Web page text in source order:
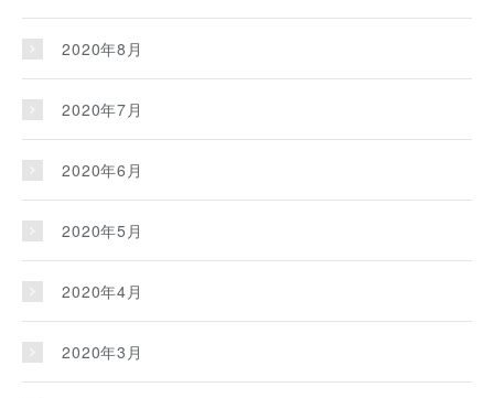
2020年8月
2020年7月
2020年6月
2020年5月
2020年4月
2020年3月